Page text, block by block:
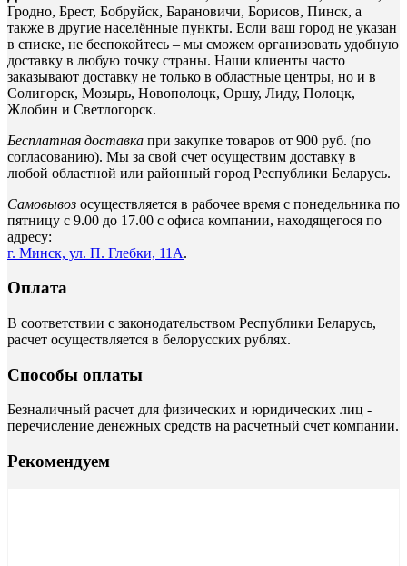
Гродно, Брест, Бобруйск, Барановичи, Борисов, Пинск, а
также в другие населённые пункты. Если ваш город не указан
в списке, не беспокойтесь – мы сможем организовать удобную
доставку в любую точку страны. Наши клиенты часто
заказывают доставку не только в областные центры, но и в
Солигорск, Мозырь, Новополоцк, Оршу, Лиду, Полоцк,
Жлобин и Светлогорск.
Бесплатная доставка при закупке товаров от 900 руб. (по
согласованию). Мы за свой счет осуществим доставку в
любой областной или районный город Республики Беларусь.
Самовывоз осуществляется в рабочее время с понедельника по
пятницу с 9.00 до 17.00 с офиса компании, находящегося по
адресу:
г. Минск, ул. П. Глебки, 11А.
Оплата
В соответствии с законодательством Республики Беларусь,
расчет осуществляется в белорусских рублях.
Способы оплаты
Безналичный расчет для физических и юридических лиц -
перечисление денежных средств на расчетный счет компании.
Рекомендуем